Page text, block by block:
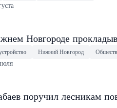
Новгороде
Нижний Новгород
поручил лесникам